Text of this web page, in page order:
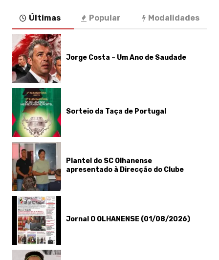
Últimas Popular Modalidades
Jorge Costa – Um Ano de Saudade
Sorteio da Taça de Portugal
Plantel do SC Olhanense
apresentado à Direcção do Clube
Jornal O OLHANENSE (01/08/2026)